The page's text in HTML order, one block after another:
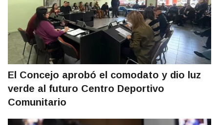
El Concejo aprobó el comodato y dio luz
verde al futuro Centro Deportivo
Comunitario